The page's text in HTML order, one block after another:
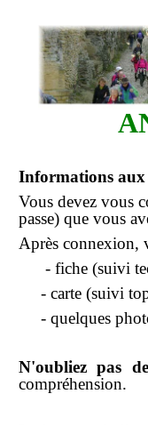
TRAVERSÉE DES
INFORMATIONS
Histoire et legendes
Informations aux
Vous devez vous
passe) que vous
Après connexion,
- fiche (suivi
- carte (suivi
- quelques
N'oubliez pas
compréhension.